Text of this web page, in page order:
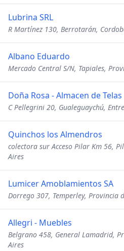
Lubrina SRL
R Martínez 130, Berrotarán,
Albano Eduardo
Mercado Central S/N, Tapiales,
C Pellegrini 20, Gualeguaychú,
Quinchos los Almendros
colectora sur Acceso Pilar Km 56,
Aires
Lumicer Amoblamientos SA
Dorrego 307, Temperley, Provincia
Allegri - Muebles
Belgrano 458, General Lamadrid,
Aires